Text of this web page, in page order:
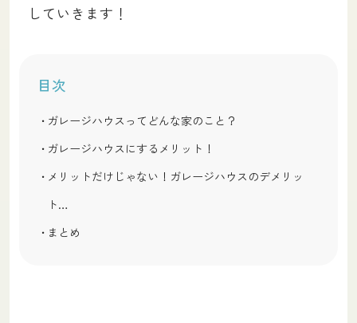
していきます！
目次
ガレージハウスってどんな家のこと？
ガレージハウスにするメリット！
メリットだけじゃない！ガレージハウスのデメリッ
ト…
まとめ